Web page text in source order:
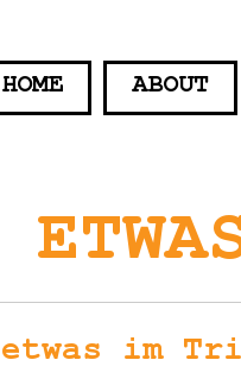
HOME ABOUT
im